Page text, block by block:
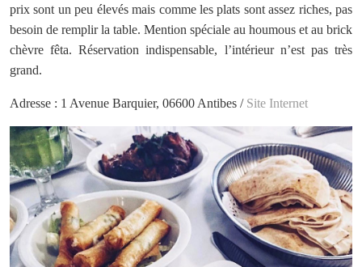
prix sont un peu élevés mais comme les plats sont assez riches, pas
besoin de remplir la table. Mention spéciale au houmous et au brick
chèvre fêta. Réservation indispensable, l’intérieur n’est pas très
grand.
Adresse : 1 Avenue Barquier, 06600 Antibes / Site Internet